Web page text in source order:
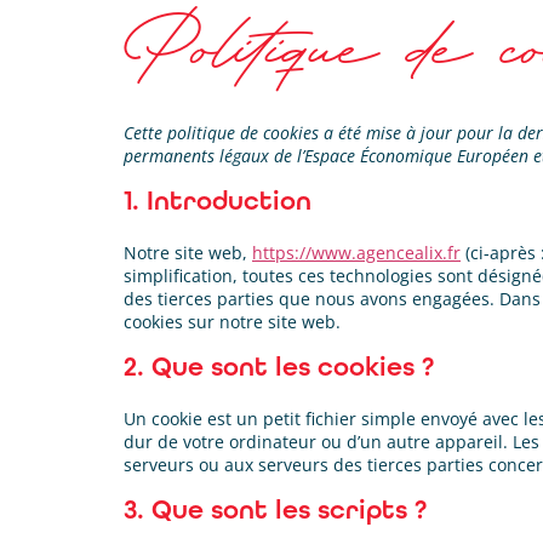
Politique de
Cette politique de cookies a été mise à jour pour la
permanents légaux de l’Espace Économique Européen
1. Introduction
Notre site web, https://www.agencealix.fr (ci-après
simplification, toutes ces technologies sont
des tierces parties que nous avons engagées.
cookies sur notre site web.
2. Que sont les cookies ?
Un cookie est un petit fichier simple envoyé avec
dur de votre ordinateur ou d’un autre appareil.
serveurs ou aux serveurs des tierces parties
3. Que sont les scripts ?